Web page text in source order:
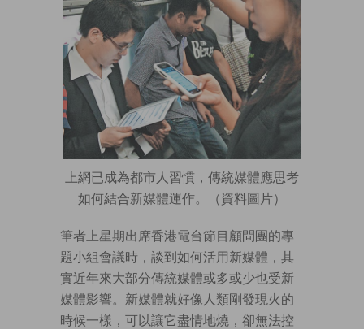
上網已成為都市人習慣，傳統媒體應思考
如何結合新媒體運作。（資料圖片）
筆者上星期出席香港電台節目顧問團的專
題小組會議時，談到如何活用新媒體，其
實近年來大部分傳統媒體或多或少也受新
媒體影響。新媒體就好像人類剛發現火的
時候一樣，可以讓它盡情地燒，卻無法控